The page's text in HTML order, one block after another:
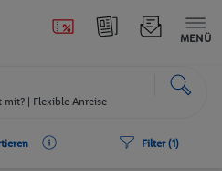
MENÜ
mit? | Flexible Anreise
Filter (1)